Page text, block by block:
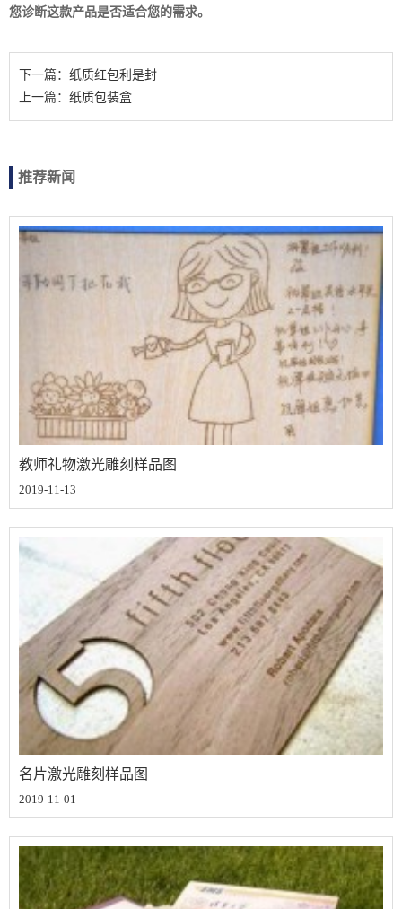
您诊断这款产品是否适合您的需求。
下一篇：纸质红包利是封
上一篇：纸质包装盒
推荐新闻
教师礼物激光雕刻样品图
2019-11-13
名片激光雕刻样品图
2019-11-01